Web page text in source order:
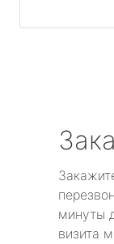
минуты
визита